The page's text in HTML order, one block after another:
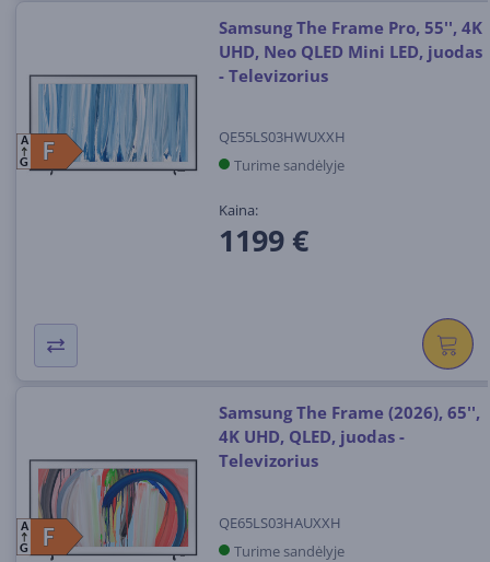
F
F
A
G
Samsung The Frame Pro, 55'', 4K
UHD, Neo QLED Mini LED, juodas
- Televizorius
QE55LS03HWUXXH
Turime sandėlyje
Kaina:
1199 €
F
F
A
G
Samsung The Frame (2026), 65'',
4K UHD, QLED, juodas -
Televizorius
QE65LS03HAUXXH
Turime sandėlyje